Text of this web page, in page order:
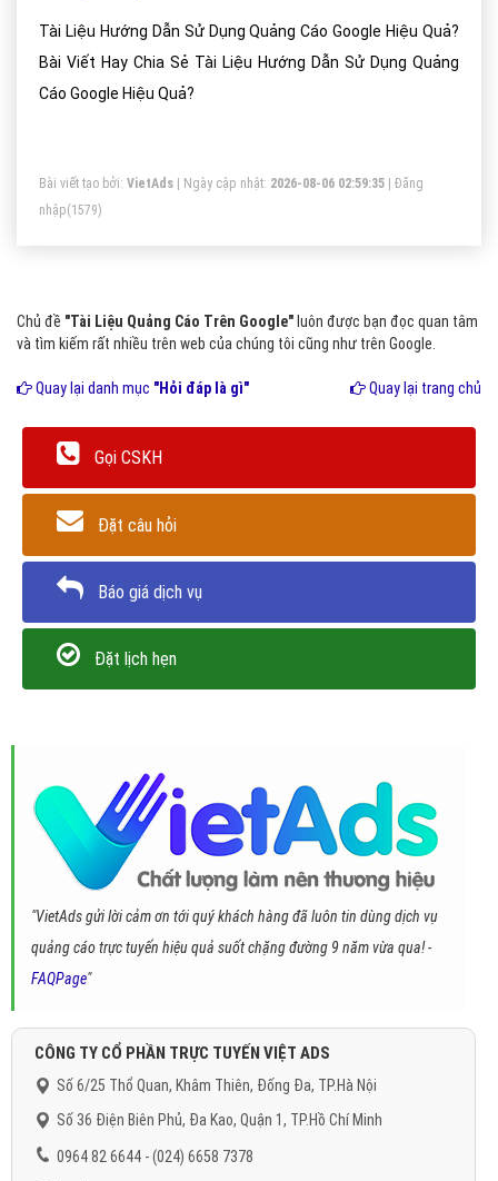
Tài Liệu Hướng Dẫn Sử Dụng Quảng Cáo Google Hiệu Quả?
Bài Viết Hay Chia Sẻ Tài Liệu Hướng Dẫn Sử Dụng Quảng
Cáo Google Hiệu Quả?
Bài viết tạo bởi: VietAds | Ngày cập nhật: 2026-08-06 02:59:35
Đăng
nhập(1579)
Chủ đề "Tài Liệu Quảng Cáo Trên Google" luôn được bạn đọc quan tâm
và tìm kiếm rất nhiều trên web của chúng tôi cũng như trên Google.
Quay lại danh mục "Hỏi đáp là gì" Quay lại trang chủ
Gọi CSKH
Đặt câu hỏi
Báo giá dịch vụ
Đặt lịch hẹn
"VietAds gửi lời cảm ơn tới quý khách hàng đã luôn tin dùng dịch vụ
quảng cáo trực tuyến hiệu quả suốt chặng đường 9 năm vừa qua! -
FAQPage"
CÔNG TY CỔ PHẦN TRỰC TUYẾN VIỆT ADS
Số 6/25 Thổ Quan, Khâm Thiên, Đống Đa, TP.Hà Nội
Số 36 Điện Biên Phủ, Đa Kao, Quận 1, TP.Hồ Chí Minh
0964 82 6644 - (024) 6658 7378